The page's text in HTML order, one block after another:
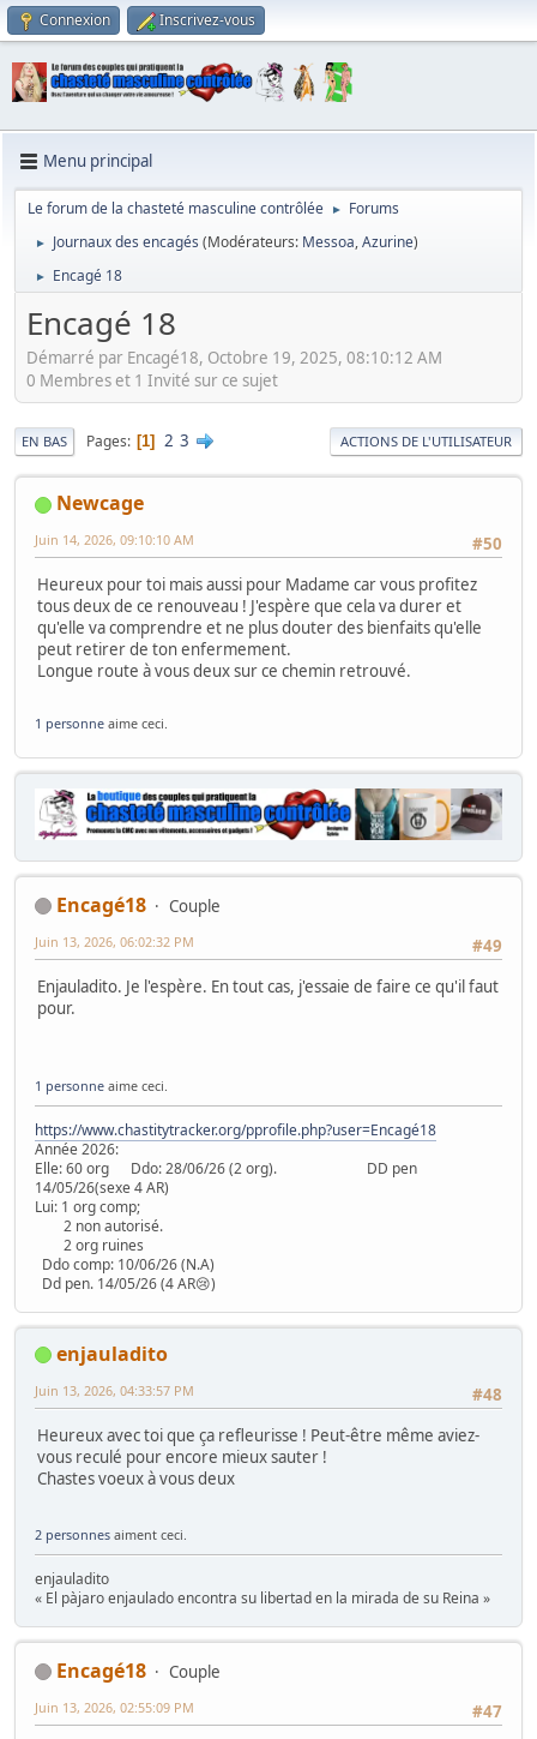
Connexion Inscrivez-vous
Menu principal
Le forum de la chasteté masculine contrôlée ► Forums
► Journaux des encagés (Modérateurs: Messoa,Azurine)
► Encagé 18
Encagé 18
Démarré par Encagé18, Octobre 19, 2025, 08:10:12 AM
0 Membres et 1 Invité sur ce sujet
EN BAS Pages 1 2 3 ACTIONS DE L'UTILISATEUR
Newcage
#50
Juin 14, 2026, 09:10:10 AM
Heureux pour toi mais aussi pour Madame car vous profitez
tous deux de ce renouveau ! J'espère que cela va durer et
qu'elle va comprendre et ne plus douter des bienfaits qu'elle
peut retirer de ton enfermement.
Longue route à vous deux sur ce chemin retrouvé.
1 personne aime ceci.
Encagé18
Couple
#49
Juin 13, 2026, 06:02:32 PM
Enjauladito. Je l'espère. En tout cas, j'essaie de faire ce qu'il faut
pour.
1 personne aime ceci.
https://www.chastitytracker.org/pprofile.php?user=Encagé18
Année 2026:
Elle: 60 org Ddo: 28/06/26 (2 org). DD pen
14/05/26(sexe 4 AR)
Lui: 1 org comp;
2 non autorisé.
2 org ruines
Ddo comp: 10/06/26 (N.A)
Dd pen. 14/05/26 (4 AR😢)
enjauladito
#48
Juin 13, 2026, 04:33:57 PM
Heureux avec toi que ça refleurisse ! Peut-être même aviez-
vous reculé pour encore mieux sauter !
Chastes voeux à vous deux
2 personnes aiment ceci.
enjauladito
« El pàjaro enjaulado encontra su libertad en la mirada de su Reina »
Encagé18
Couple
#47
Juin 13, 2026, 02:55:09 PM